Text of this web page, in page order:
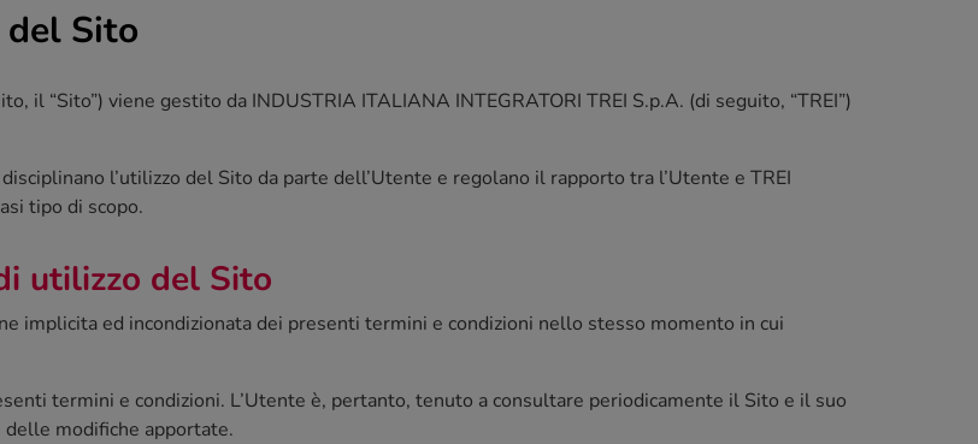
Sito
“Sito”) viene gestito da INDUSTRIA ITALIANA INTEGRATORI TREI S.p.A. (di seguito, “TREI”)
l’utilizzo del Sito da parte dell’Utente e regolano il rapporto tra l’Utente e TREI
tipo di scopo.
utilizzo del Sito
implicita ed incondizionata dei presenti termini e condizioni nello stesso momento in cui
termini e condizioni. L’Utente è, pertanto, tenuto a consultare periodicamente il Sito e il suo
modifiche apportate.